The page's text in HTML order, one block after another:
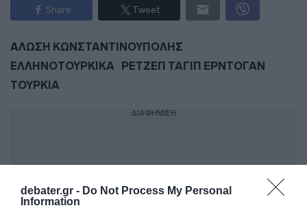
debater.gr - Do Not Process My Personal
Information
Share Tweet
ΑΛΩΣΗ ΚΩΝΣΤΑΝΤΙΝΟΥΠΟΛΗΣ
ΕΛΛΗΝΟΤΟΥΡΚΙΚΑ
ΡΕΤΖΕΠ ΤΑΓΙΠ ΕΡΝΤΟΓΑΝ
ΤΟΥΡΚΙΑ
ΔΙΑΦΗΜΙΣΗ